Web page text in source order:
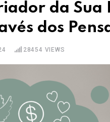
da
dos
28454 VIEWS